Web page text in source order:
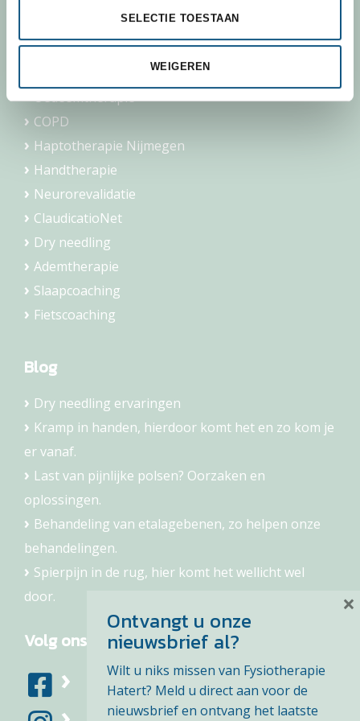
SELECTIE TOESTAAN
WEIGEREN
Manuele therapie Nijmegen
Oedeemtherapie
COPD
Haptotherapie Nijmegen
Handtherapie
Neurorevalidatie
ClaudicatioNet
Dry needling
Ademtherapie
Slaapcoaching
Fietscoaching
Blog
Dry needling ervaringen
Kramp in handen, hierdoor komt het en zo kom je
er vanaf.
Last van pijnlijke polsen? Oorzaken en
oplossingen.
Behandeling van etalagebenen, zo helpen onze
behandelingen.
Spierpijn in de rug, hier komt het wellicht wel
door.
Volg ons
Ontvangt u onze
nieuwsbrief al?
Wilt u niks missen van Fysiotherapie
Hatert? Meld u direct aan voor de
nieuwsbrief en ontvang het laatste
×